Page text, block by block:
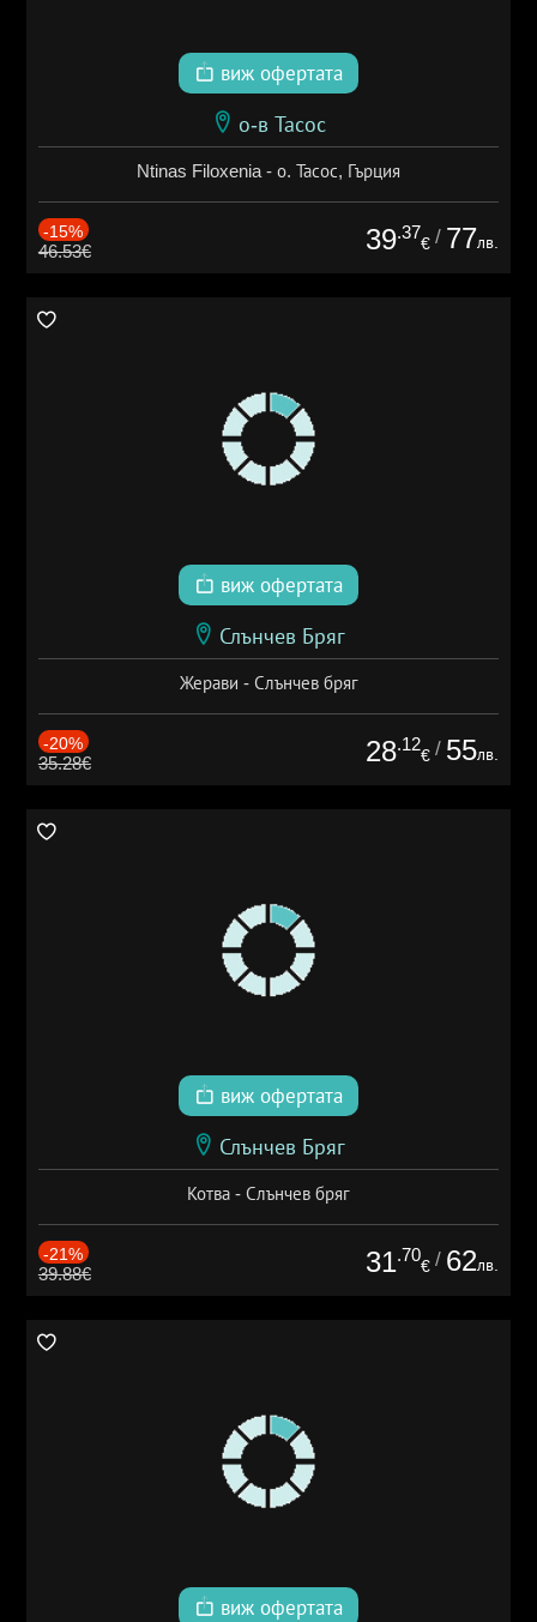
виж офертата
о-в Тасос
Ntinas Filoxenia - о. Тасос, Гърция
-15%
46.53€ 39.37
€ / 77лв.
виж офертата
Слънчев Бряг
Жерави - Слънчев бряг
-20%
35.28€ 28.12
€ / 55лв.
виж офертата
Слънчев Бряг
Котва - Слънчев бряг
-21%
39.88€ 31.70
€ / 62лв.
виж офертата